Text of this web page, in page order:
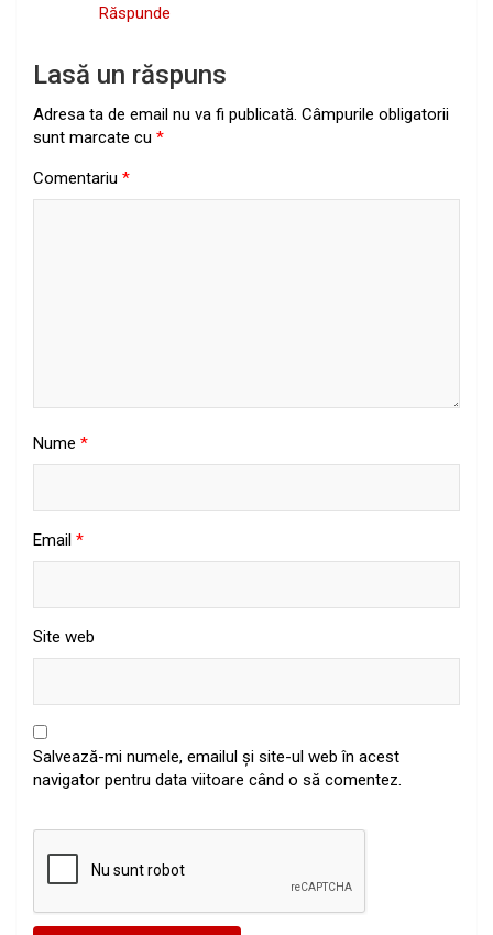
Răspunde
Lasă un răspuns
Adresa ta de email nu va fi publicată. Câmpurile obligatorii
sunt marcate cu *
Comentariu *
Nume *
Email *
Site web
Salvează-mi numele, emailul și site-ul web în acest
navigator pentru data viitoare când o să comentez.